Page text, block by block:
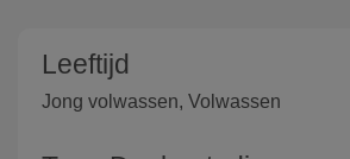
Leeftijd
Jong volwassen, Volwassen